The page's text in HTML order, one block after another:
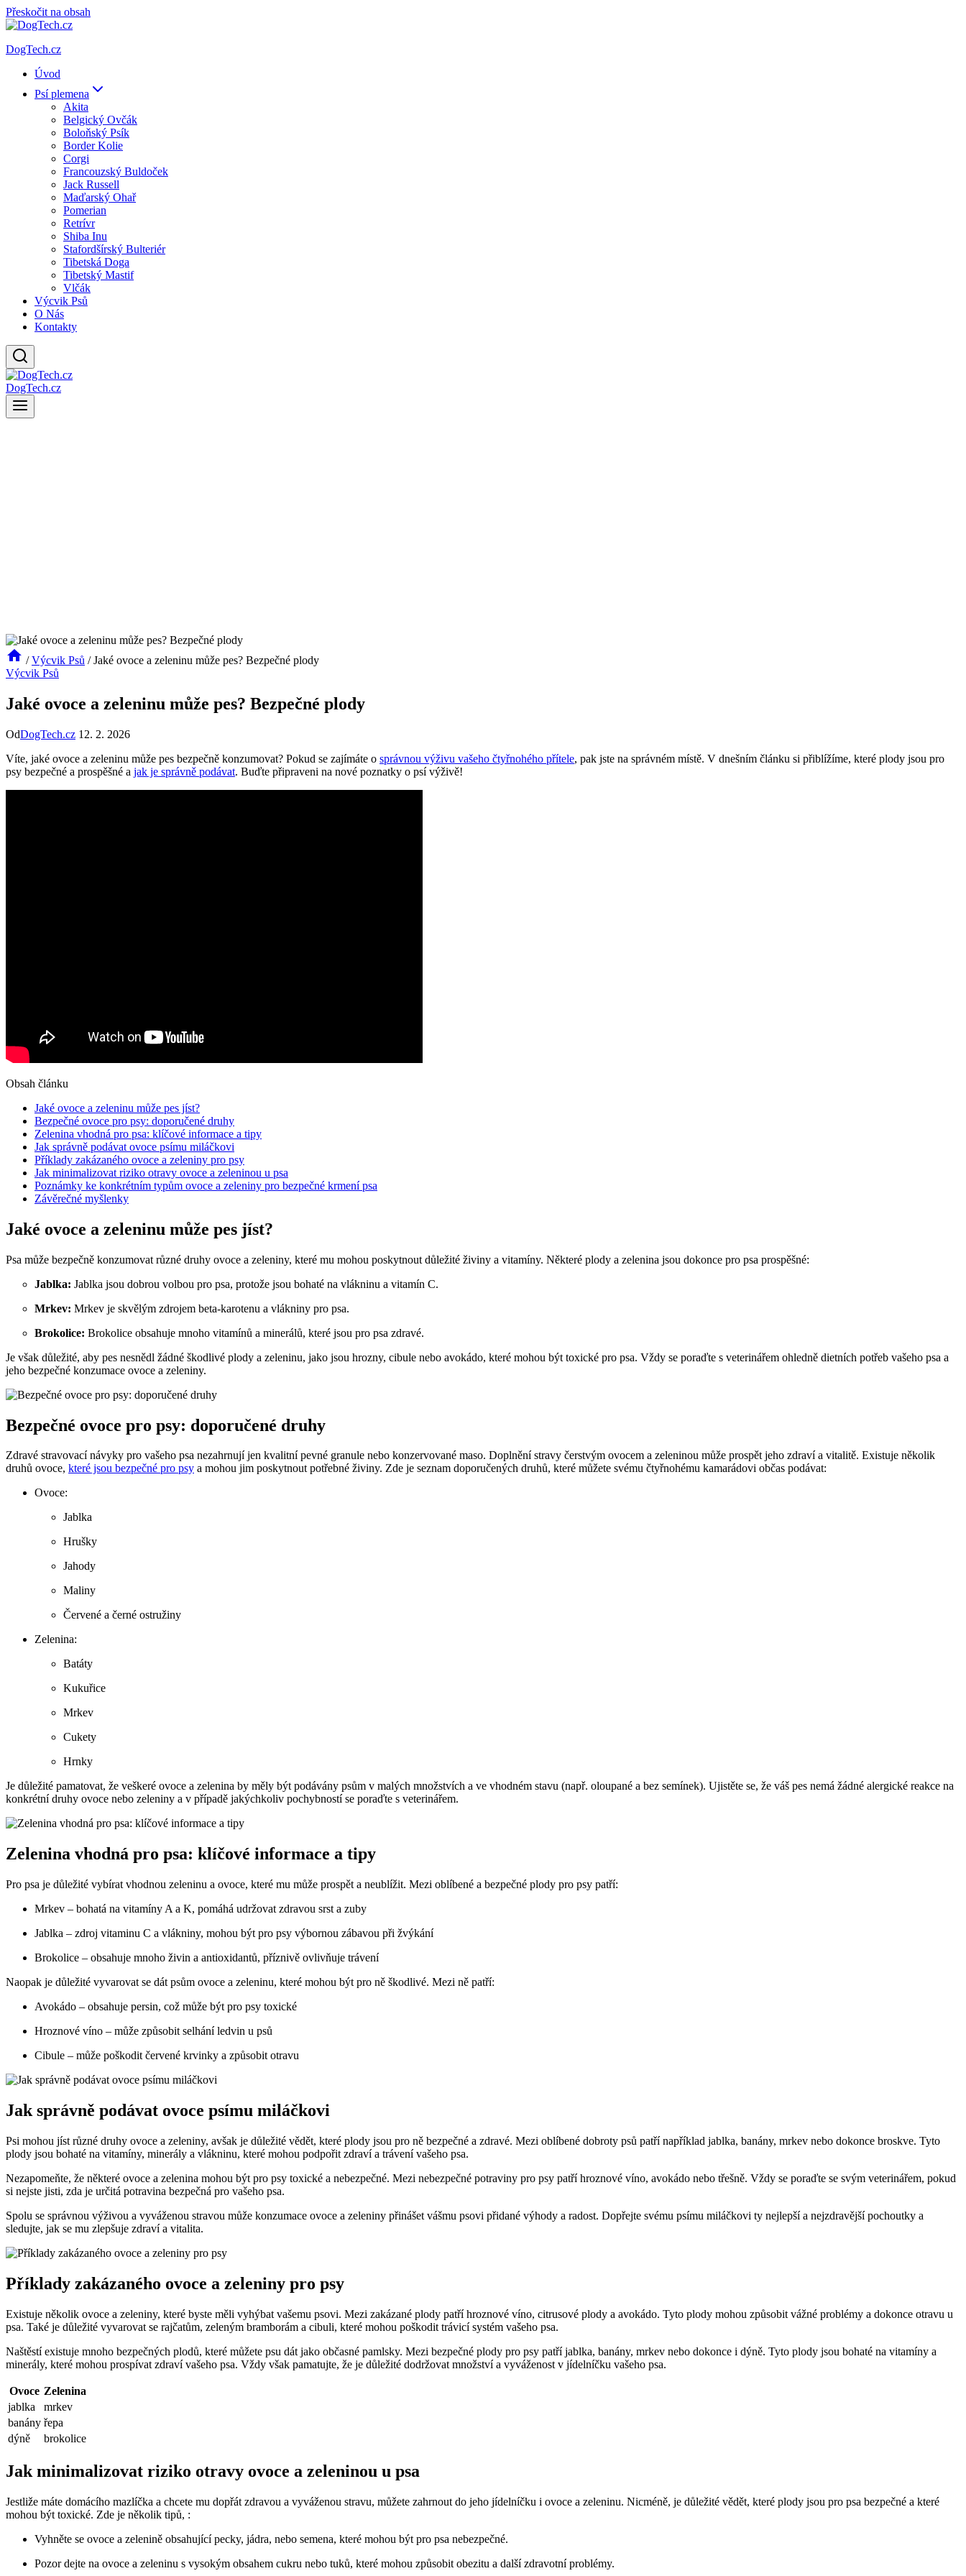
Přeskočit na obsah
DogTech.cz
Úvod
Psí plemena
Akita
Belgický Ovčák
Boloňský Psík
Border Kolie
Corgi
Francouzský Buldoček
Jack Russell
Maďarský Ohař
Pomerian
Retrívr
Shiba Inu
Stafordšírský Bulteriér
Tibetská Doga
Tibetský Mastif
Vlčák
Výcvik Psů
O Nás
Kontakty
DogTech.cz
/ Výcvik Psů / Jaké ovoce a zeleninu může pes? Bezpečné plody
Výcvik Psů
Jaké ovoce a zeleninu může pes? Bezpečné plody
OdDogTech.cz 12. 2. 2026
Víte, jaké ovoce a zeleninu může pes bezpečně konzumovat? Pokud se zajímáte o správnou výživu vašeho čtyřnohého přítele, pak jste na správném místě. V dnešním článku si přiblížíme, které plody jsou pro
psy bezpečné a prospěšné a jak je správně podávat. Buďte připraveni na nové poznatky o psí výživě!
Obsah článku
Jaké ovoce a zeleninu může pes jíst?
Bezpečné ovoce pro psy: doporučené druhy
Zelenina vhodná pro psa: klíčové informace a tipy
Jak správně podávat ovoce psímu miláčkovi
Příklady zakázaného ovoce a zeleniny pro psy
Jak minimalizovat riziko otravy ovoce a zeleninou u psa
Poznámky ke konkrétním typům ovoce a zeleniny pro bezpečné krmení psa
Závěrečné myšlenky
Jaké ovoce a zeleninu může pes jíst?
Psa může bezpečně konzumovat různé druhy ovoce a zeleniny, které mu mohou poskytnout důležité živiny a vitamíny. Některé plody a zelenina jsou dokonce pro psa prospěšné:
Jablka: Jablka jsou dobrou volbou pro psa, protože jsou bohaté na vlákninu a vitamín C.
Mrkev: Mrkev je skvělým zdrojem beta-karotenu a vlákniny pro psa.
Brokolice: Brokolice obsahuje mnoho vitamínů a minerálů, které jsou pro psa zdravé.
Je však důležité, aby pes nesnědl žádné škodlivé plody a zeleninu, jako jsou hrozny, cibule nebo avokádo, které mohou být toxické pro psa. Vždy se poraďte s veterinářem ohledně dietních potřeb vašeho psa a
jeho bezpečné konzumace ovoce a zeleniny.
Bezpečné ovoce pro psy: doporučené druhy
Zdravé stravovací návyky pro vašeho psa nezahrnují jen kvalitní pevné granule nebo konzervované maso. Doplnění stravy čerstvým ovocem a zeleninou může prospět jeho zdraví a vitalitě. Existuje několik
druhů ovoce, které jsou bezpečné pro psy a mohou jim poskytnout potřebné živiny. Zde je seznam doporučených druhů, které můžete svému čtyřnohému kamarádovi občas podávat:
Ovoce:
Jablka
Hrušky
Jahody
Maliny
Červené a černé ostružiny
Zelenina:
Batáty
Kukuřice
Mrkev
Cukety
Hrnky
Je důležité pamatovat, že veškeré ovoce a zelenina by měly být podávány psům v malých množstvích a ve vhodném stavu (např. oloupané a bez semínek). Ujistěte se, že váš pes nemá žádné alergické reakce na
konkrétní druhy ovoce nebo zeleniny a v případě jakýchkoliv pochybností se poraďte s veterinářem.
Zelenina vhodná pro psa: klíčové informace a tipy
Pro psa je důležité vybírat vhodnou zeleninu a ovoce, které mu může prospět a neublížit. Mezi oblíbené a bezpečné plody pro psy patří:
Mrkev – bohatá na vitamíny A a K, pomáhá udržovat zdravou srst a zuby
Jablka – zdroj vitaminu C a vlákniny, mohou být pro psy výbornou zábavou při žvýkání
Brokolice – obsahuje mnoho živin a antioxidantů, příznivě ovlivňuje trávení
Naopak je důležité vyvarovat se dát psům ovoce a zeleninu, které mohou být pro ně škodlivé. Mezi ně patří:
Avokádo – obsahuje persin, což může být pro psy toxické
Hroznové víno – může způsobit selhání ledvin u psů
Cibule – může poškodit červené krvinky a způsobit otravu
Jak správně podávat ovoce psímu miláčkovi
Psi mohou jíst různé druhy ovoce a zeleniny, avšak je důležité vědět, které plody jsou pro ně bezpečné a zdravé. Mezi oblíbené dobroty psů patří například jablka, banány, mrkev nebo dokonce broskve. Tyto
plody jsou bohaté na vitamíny, minerály a vlákninu, které mohou podpořit zdraví a trávení vašeho psa.
Nezapomeňte, že některé ovoce a zelenina mohou být pro psy toxické a nebezpečné. Mezi nebezpečné potraviny pro psy patří hroznové víno, avokádo nebo třešně. Vždy se poraďte se svým veterinářem, pokud
si nejste jisti, zda je určitá potravina bezpečná pro vašeho psa.
Spolu se správnou výživou a vyváženou stravou může konzumace ovoce a zeleniny přinášet vášmu psovi přidané výhody a radost. Dopřejte svému psímu miláčkovi ty nejlepší a nejzdravější pochoutky a
sledujte, jak se mu zlepšuje zdraví a vitalita.
Příklady zakázaného ovoce a zeleniny pro psy
Existuje několik ovoce a zeleniny, které byste měli vyhýbat vašemu psovi. Mezi zakázané plody patří hroznové víno, citrusové plody a avokádo. Tyto plody mohou způsobit vážné problémy a dokonce otravu u
psa. Také je důležité vyvarovat se rajčatům, zeleným bramborám a cibuli, které mohou poškodit trávicí systém vašeho psa.
Naštěstí existuje mnoho bezpečných plodů, které můžete psu dát jako občasné pamlsky. Mezi bezpečné plody pro psy patří jablka, banány, mrkev nebo dokonce i dýně. Tyto plody jsou bohaté na vitamíny a
minerály, které mohou prospívat zdraví vašeho psa. Vždy však pamatujte, že je důležité dodržovat množství a vyváženost v jídelníčku vašeho psa.
Ovoce Zelenina
jablka
mrkev
banány řepa
dýně
brokolice
Jak minimalizovat riziko otravy ovoce a zeleninou u psa
Jestliže máte domácího mazlíčka a chcete mu dopřát zdravou a vyváženou stravu, můžete zahrnout do jeho jídelníčku i ovoce a zeleninu. Nicméně, je důležité vědět, které plody jsou pro psa bezpečné a které
mohou být toxické. Zde je několik tipů, :
Vyhněte se ovoce a zelenině obsahující pecky, jádra, nebo semena, které mohou být pro psa nebezpečné.
Pozor dejte na ovoce a zeleninu s vysokým obsahem cukru nebo tuků, které mohou způsobit obezitu a další zdravotní problémy.